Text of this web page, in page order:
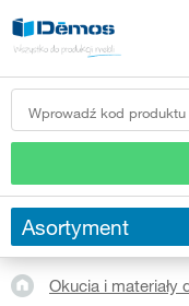
Asortyment
Okucia i materiały